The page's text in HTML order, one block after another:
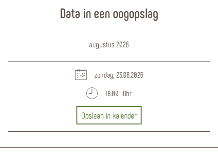
Data in een oogopslag
augustus 2026
zondag, 23.08.2026
18:00 Uhr
Opslaan in kalender